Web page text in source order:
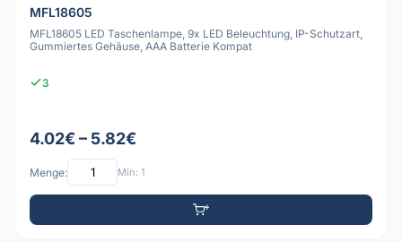
MFL18605
MFL18605 LED Taschenlampe, 9x LED Beleuchtung, IP-Schutzart,
Gummiertes Gehäuse, AAA Batterie Kompat
3
4.02€ – 5.82€
Menge: Min: 1